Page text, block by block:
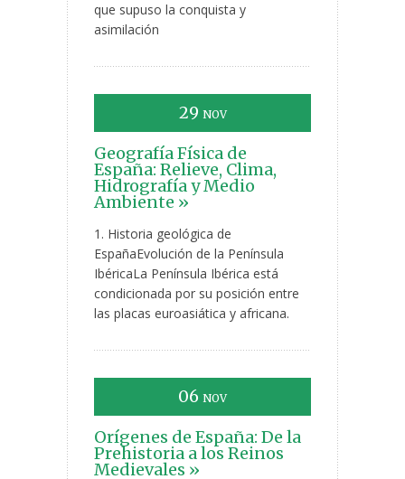
que supuso la conquista y
asimilación
29 NOV
Geografía Física de
España: Relieve, Clima,
Hidrografía y Medio
Ambiente »
1. Historia geológica de
EspañaEvolución de la Península
IbéricaLa Península Ibérica está
condicionada por su posición entre
las placas euroasiática y africana.
06 NOV
Orígenes de España: De la
Prehistoria a los Reinos
Medievales »